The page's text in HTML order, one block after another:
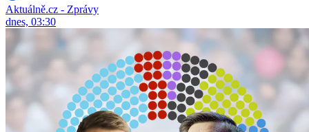
Aktuálně.cz - Zprávy
dnes, 03:30